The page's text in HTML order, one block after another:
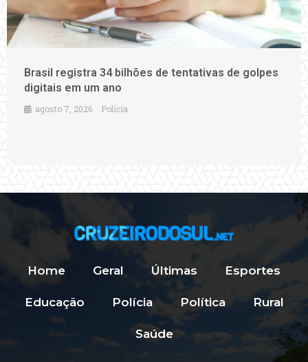
Brasil registra 34 bilhões de tentativas de golpes
digitais em um ano
agosto 7, 2026 Polícia
Home Geral Últimas Esportes
Educação Polícia Política Rural
Saúde